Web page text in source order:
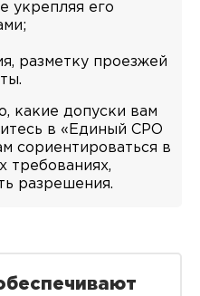
укрепляя его
разметку проезжей
какие допуски вам
в «Единый СРО
сориентироваться в
требованиях,
разрешения.